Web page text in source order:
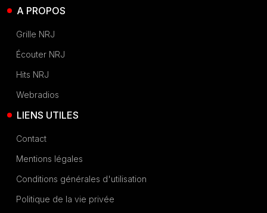
A PROPOS
Grille NRJ
Écouter NRJ
Hits NRJ
Webradios
LIENS UTILES
Contact
Mentions légales
Conditions générales d'utilisation
Politique de la vie privée